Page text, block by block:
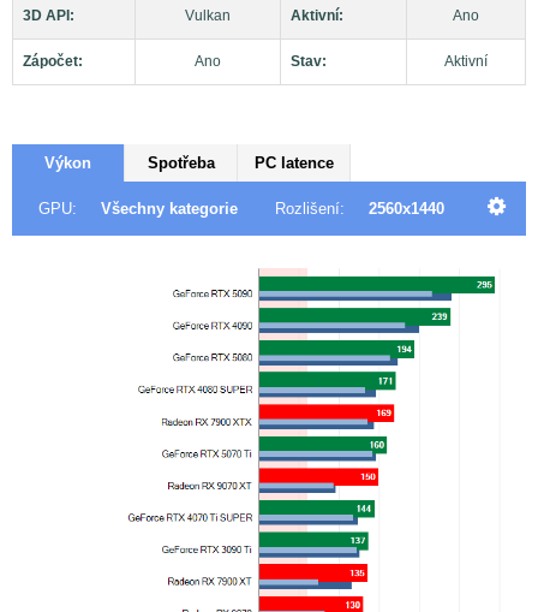
3D API: Vulkan Aktivní: Ano
Zápočet: Ano Stav: Aktivní
Výkon Spotřeba PC latence
GPU: Všechny kategorie Rozlišení: 2560x1440